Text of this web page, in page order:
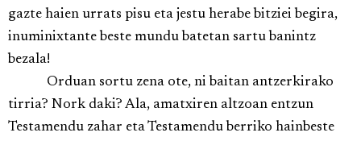
gazte haien urrats pisu eta jestu herabe bitziei begira,
inuminixtante beste mundu batetan sartu banintz
bezala!
Orduan sortu zena ote, ni baitan antzerkirako
tirria? Nork daki? Ala, amatxiren altzoan entzun
Testamendu zahar eta Testamendu berriko hainbeste